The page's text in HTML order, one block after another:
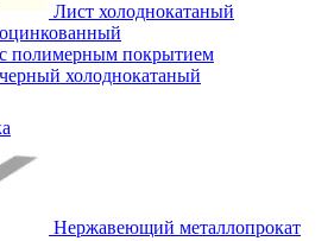
Лист холоднокатаный
полимерным покрытием
холоднокатаный
Нержавеющий металлопрокат